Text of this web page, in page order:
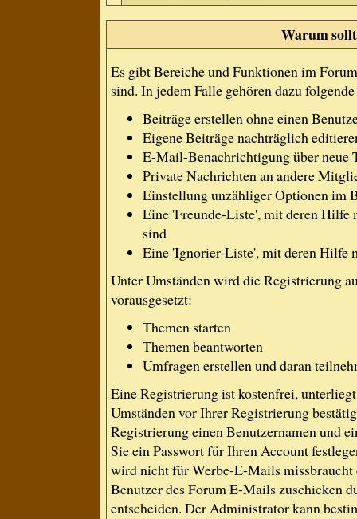
Warum
Es gibt Bereiche und Funktionen im
sind. In jedem Falle gehören dazu
Beiträge erstellen ohne einen
Eigene Beiträge nachträglich
E-Mail-Benachrichtigung über neue
Private Nachrichten an andere
Einstellung unzähliger Optionen im
Eine 'Freunde-Liste', mit deren Hilfe
sind
Eine 'Ignorier-Liste', mit deren Hilfe
Unter Umständen wird die Registrierung
vorausgesetzt:
Themen starten
Themen beantworten
Umfragen erstellen und daran
Eine Registrierung ist kostenfrei,
Umständen vor Ihrer Registrierung
Registrierung einen Benutzernamen und
Sie ein Passwort für Ihren Account
wird nicht für Werbe-E-Mails missbraucht
Benutzer des Forum E-Mails zuschicken
entscheiden. Der Administrator kann